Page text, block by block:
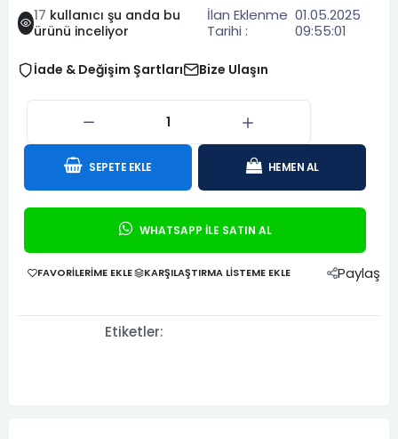
17 kullanıcı şu anda bu
ürünü inceliyor
İlan Eklenme
Tarihi :
01.05.2025
09:55:01
İade & Değişim Şartları Bize Ulaşın
SEPETE EKLE HEMEN AL
WHATSAPP İLE SATIN AL
FAVORILERIME EKLE KARŞILAŞTIRMA LISTEME EKLE Paylaş
Etiketler: